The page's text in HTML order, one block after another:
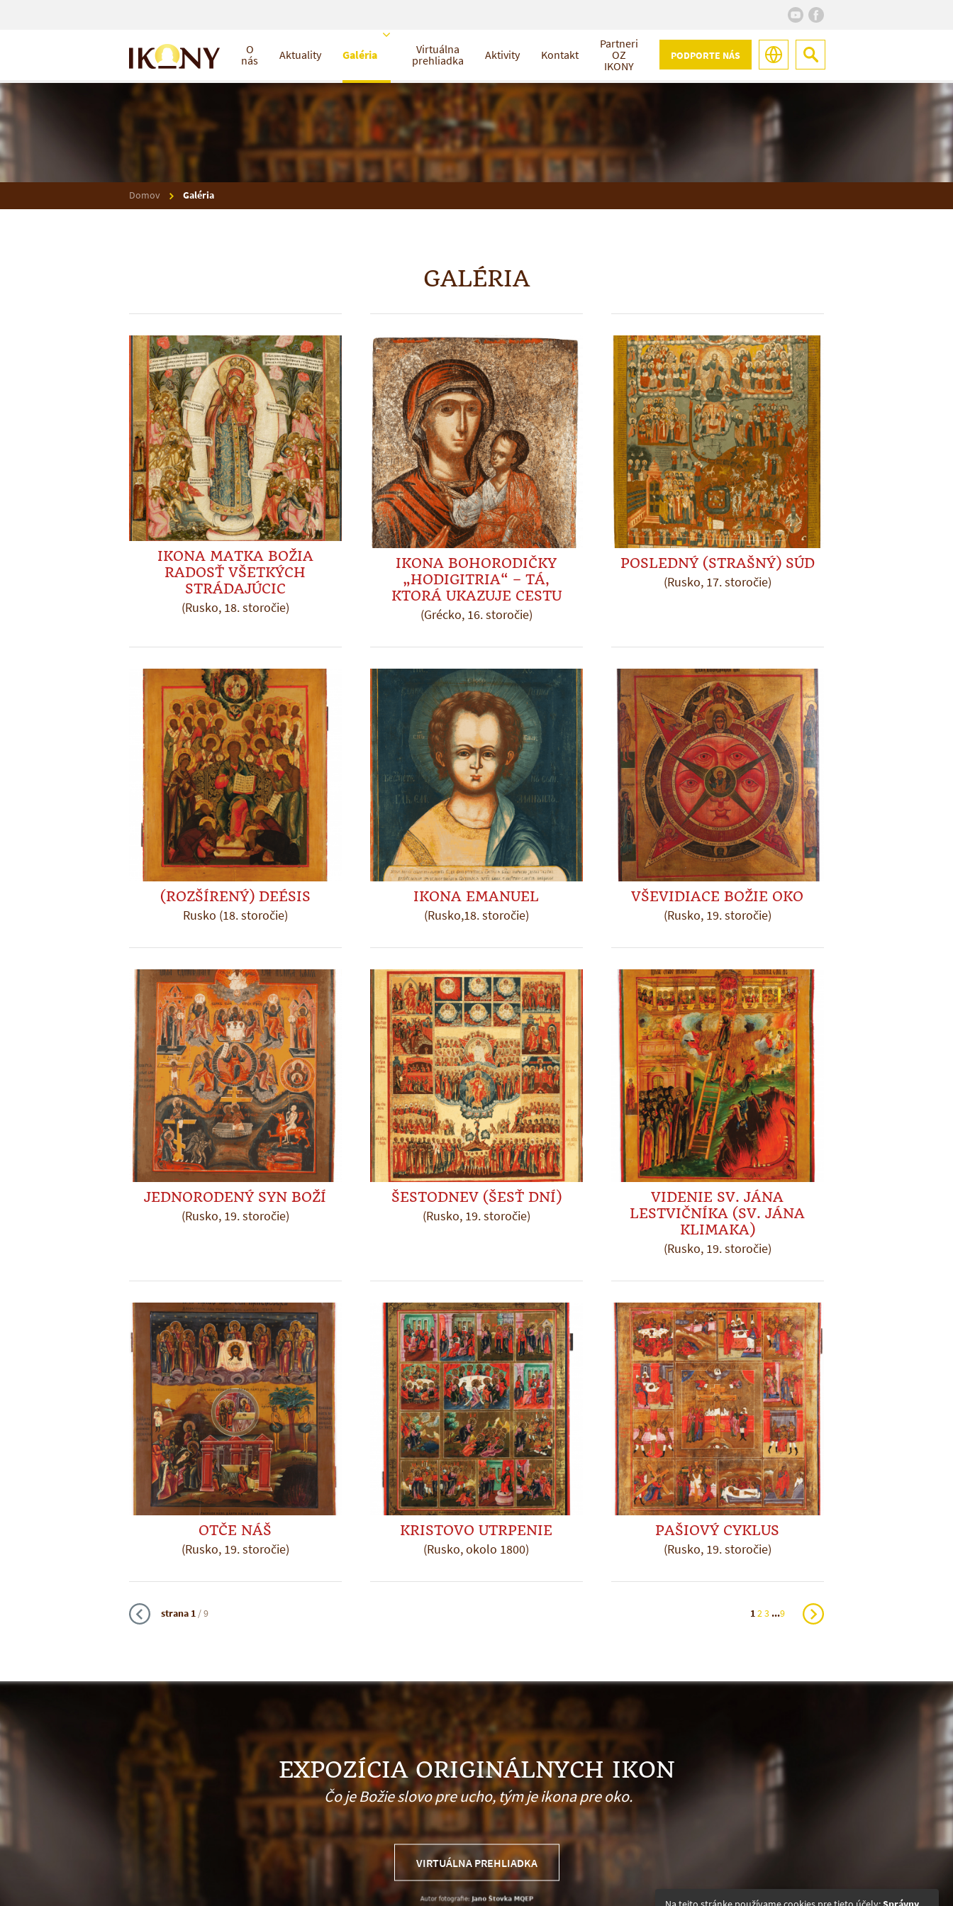
O
nás
Aktuality Galéria
Virtuálna
prehliadka
Aktivity Kontakt
Partneri
OZ
IKONY
PODPORTE NÁS
Domov Galéria
GALÉRIA
IKONA MATKA BOŽIA
RADOSŤ VŠETKÝCH
STRÁDAJÚCIC
(Rusko, 18. storočie)
IKONA BOHORODIČKY
„HODIGITRIA“ – TÁ,
KTORÁ UKAZUJE CESTU
(Grécko, 16. storočie)
POSLEDNÝ (STRAŠNÝ) SÚD
(Rusko, 17. storočie)
(ROZŠÍRENÝ) DEÉSIS
Rusko (18. storočie)
IKONA EMANUEL
(Rusko,18. storočie)
VŠEVIDIACE BOŽIE OKO
(Rusko, 19. storočie)
JEDNORODENÝ SYN BOŽÍ
(Rusko, 19. storočie)
ŠESTODNEV (ŠESŤ DNÍ)
(Rusko, 19. storočie)
VIDENIE SV. JÁNA
LESTVIČNÍKA (SV. JÁNA
KLIMAKA)
(Rusko, 19. storočie)
OTČE NÁŠ
(Rusko, 19. storočie)
KRISTOVO UTRPENIE
(Rusko, okolo 1800)
PAŠIOVÝ CYKLUS
(Rusko, 19. storočie)
strana 1 / 9 123...9
EXPOZÍCIA ORIGINÁLNYCH IKON
Čo je Božie slovo pre ucho, tým je ikona pre oko.
VIRTUÁLNA PREHLIADKA